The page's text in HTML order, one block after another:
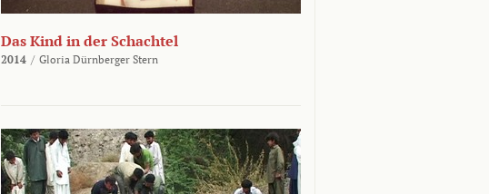
Das Kind in der Schachtel
2014 / Gloria Dürnberger Stern